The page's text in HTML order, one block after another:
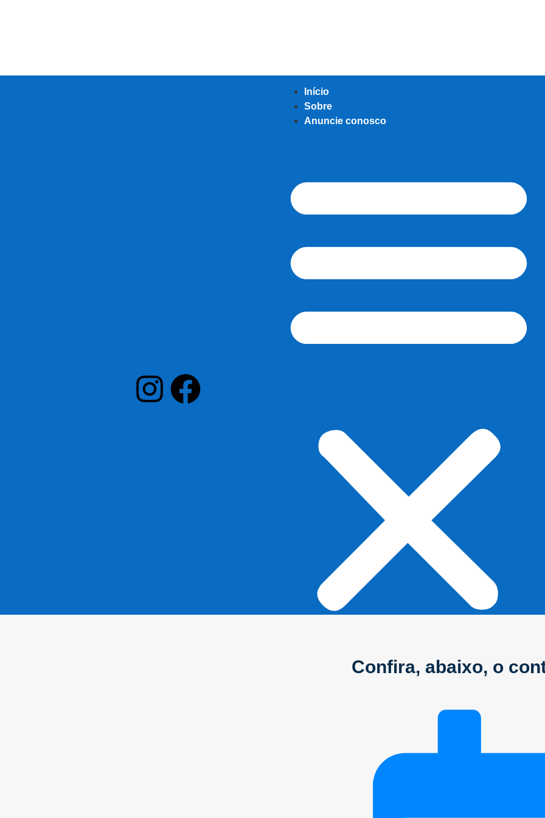
Início
Sobre
Anuncie conosco
Confira, abaixo, o